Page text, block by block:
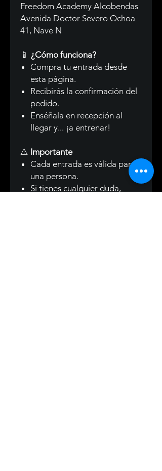
Freedom Academy Alcobendas
Avenida Doctor Severo Ochoa
41, Nave N
📱 ¿Cómo funciona?
Compra tu entrada desde
esta página.
Recibirás la confirmación del
pedido.
Enséñala en recepción al
llegar y... ¡a entrenar!
⚠️ Importante
Cada entrada es válida para
una persona.
Si tienes cualquier duda,